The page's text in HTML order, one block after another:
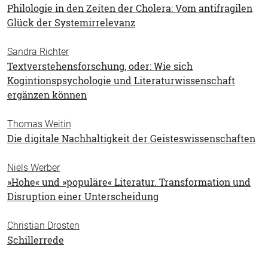
Philologie in den Zeiten der Cholera: Vom antifragilen
Glück der Systemirrelevanz
Sandra Richter
Textverstehensforschung, oder: Wie sich
Kogintionspsychologie und Literaturwissenschaft
ergänzen können
Thomas Weitin
Die digitale Nachhaltigkeit der Geisteswissenschaften
Niels Werber
»Hohe« und »populäre« Literatur. Transformation und
Disruption einer Unterscheidung
Christian Drosten
Schillerrede